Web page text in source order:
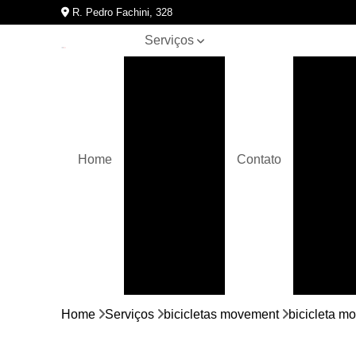
R. Pedro Fachini, 328
Home
Serviços
academia
Esteiras
Contato
Home Serviços bicicletas movement bicicleta